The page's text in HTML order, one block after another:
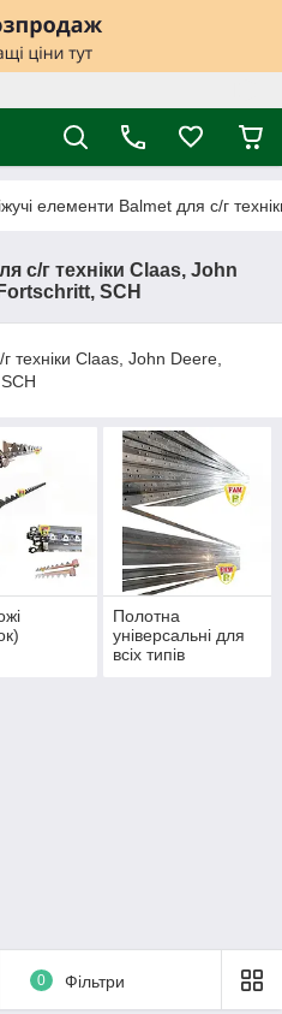
елементи Balmet для с/г
с/г техніки Claas, John
SCH
техніки Claas, John Deere,
Полотна
універсальні для
всіх типів
0 Фільтри